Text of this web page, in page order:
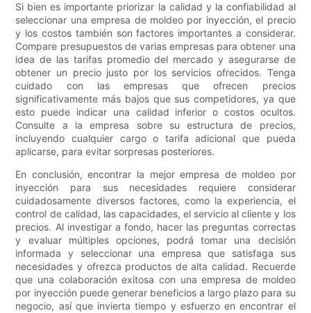
Si bien es importante priorizar la calidad y la confiabilidad al
seleccionar una empresa de moldeo por inyección, el precio
y los costos también son factores importantes a considerar.
Compare presupuestos de varias empresas para obtener una
idea de las tarifas promedio del mercado y asegurarse de
obtener un precio justo por los servicios ofrecidos. Tenga
cuidado con las empresas que ofrecen precios
significativamente más bajos que sus competidores, ya que
esto puede indicar una calidad inferior o costos ocultos.
Consulte a la empresa sobre su estructura de precios,
incluyendo cualquier cargo o tarifa adicional que pueda
aplicarse, para evitar sorpresas posteriores.
En conclusión, encontrar la mejor empresa de moldeo por
inyección para sus necesidades requiere considerar
cuidadosamente diversos factores, como la experiencia, el
control de calidad, las capacidades, el servicio al cliente y los
precios. Al investigar a fondo, hacer las preguntas correctas
y evaluar múltiples opciones, podrá tomar una decisión
informada y seleccionar una empresa que satisfaga sus
necesidades y ofrezca productos de alta calidad. Recuerde
que una colaboración exitosa con una empresa de moldeo
por inyección puede generar beneficios a largo plazo para su
negocio, así que invierta tiempo y esfuerzo en encontrar el